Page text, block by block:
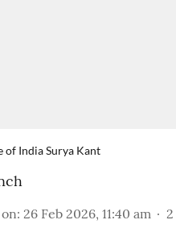
of India Surya Kant
: 26 Feb 2026, 11:40 am 2